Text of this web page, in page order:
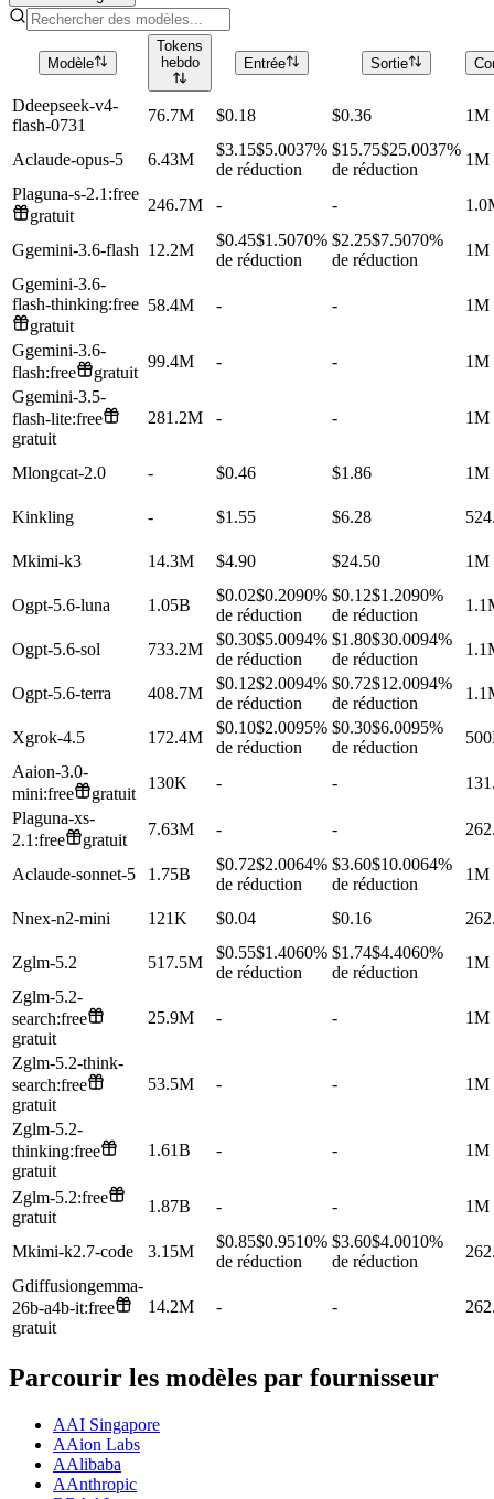
Modèle
Tokens
hebdo
Entrée Sortie
Ddeepseek-v4-
flash-0731
76.7M $0.18 $0.36 1M
Aclaude-opus-5 6.43M
$3.15$5.0037%
de réduction
$15.75$25.0037%
de réduction
1M
Plaguna-s-2.1:free
gratuit
246.7M - -
Ggemini-3.6-flash 12.2M
$0.45$1.5070%
de réduction
$2.25$7.5070%
de réduction
1M
Ggemini-3.6-
flash-thinking:free
gratuit
58.4M - - 1M
Ggemini-3.6-
flash:free
gratuit
99.4M - -
1M
Ggemini-3.5-
flash-lite:free
gratuit
281.2M - - 1M
Mlongcat-2.0 - $0.46 $1.86 1M
Kinkling - $1.55 $6.28
Mkimi-k3 14.3M $4.90 $24.50 1M
Ogpt-5.6-luna 1.05B
$0.02$0.2090%
de réduction
$0.12$1.2090%
de réduction
Ogpt-5.6-sol 733.2M
$0.30$5.0094%
de réduction
$1.80$30.0094%
de réduction
Ogpt-5.6-terra 408.7M
$0.12$2.0094%
de réduction
$0.72$12.0094%
de réduction
Xgrok-4.5 172.4M
$0.10$2.0095%
de réduction
$0.30$6.0095%
de réduction
Aaion-3.0-
mini:free
gratuit
130K - -
Plaguna-xs-
2.1:free
gratuit
7.63M - -
Aclaude-sonnet-5 1.75B
$0.72$2.0064%
de réduction
$3.60$10.0064%
de réduction
1M
Nnex-n2-mini 121K $0.04 $0.16
Zglm-5.2 517.5M
$0.55$1.4060%
de réduction
$1.74$4.4060%
de réduction
1M
Zglm-5.2-
search:free
gratuit
25.9M - - 1M
Zglm-5.2-think-
search:free
gratuit
53.5M - - 1M
Zglm-5.2-
thinking:free
gratuit
1.61B - - 1M
Zglm-5.2:free
gratuit
1.87B - - 1M
Mkimi-k2.7-code 3.15M
$0.85$0.9510%
de réduction
$3.60$4.0010%
de réduction
Gdiffusiongemma-
26b-a4b-it:free
gratuit
14.2M - -
Parcourir les modèles par fournisseur
AAI Singapore
AAion Labs
AAlibaba
AAnthropic